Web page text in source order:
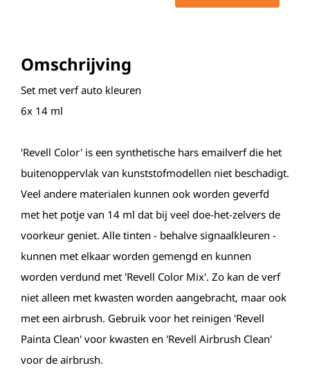
Omschrijving
Set met verf auto kleuren
6x 14 ml
'Revell Color' is een synthetische hars emailverf die het
buitenoppervlak van kunststofmodellen niet beschadigt.
Veel andere materialen kunnen ook worden geverfd
met het potje van 14 ml dat bij veel doe-het-zelvers de
voorkeur geniet. Alle tinten - behalve signaalkleuren -
kunnen met elkaar worden gemengd en kunnen
worden verdund met 'Revell Color Mix'. Zo kan de verf
niet alleen met kwasten worden aangebracht, maar ook
met een airbrush. Gebruik voor het reinigen 'Revell
Painta Clean' voor kwasten en 'Revell Airbrush Clean'
voor de airbrush.